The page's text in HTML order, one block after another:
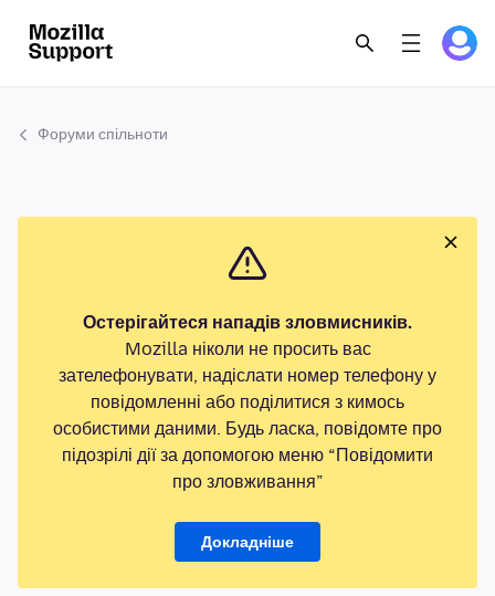
Форуми спільноти
Остерігайтеся нападів зловмисників.
Mozilla ніколи не просить вас
зателефонувати, надіслати номер телефону у
повідомленні або поділитися з кимось
особистими даними. Будь ласка, повідомте про
підозрілі дії за допомогою меню “Повідомити
про зловживання”
Докладніше